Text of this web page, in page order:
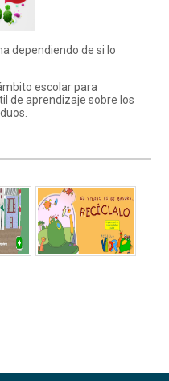
dependiendo de si lo
escolar para
de aprendizaje sobre los